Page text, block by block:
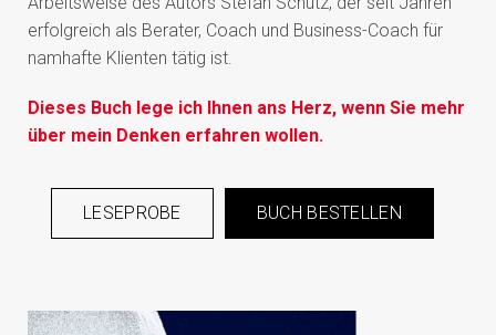
erfolgreich als Berater, Coach und Business-Coach für
namhafte Klienten tätig ist.
Dieses Buch lege ich Ihnen ans Herz, wenn Sie mehr
über mein Denken erfahren wollen.
LESEPROBE BUCH BESTELLEN